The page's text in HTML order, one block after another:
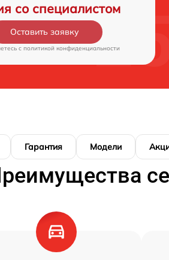
со специалистом
Оставить заявку
c политикой конфиденциальности
Гарантия Модели